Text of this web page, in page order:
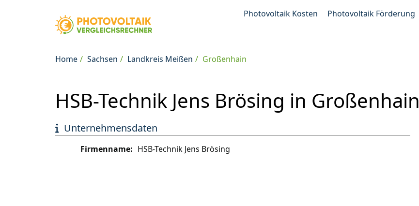
Photovoltaik Kosten Photovoltaik Förderung
Home Sachsen Landkreis Meißen Großenhain
HSB-Technik Jens Brösing in Großenhain
Unternehmensdaten
Firmenname: HSB-Technik Jens Brösing